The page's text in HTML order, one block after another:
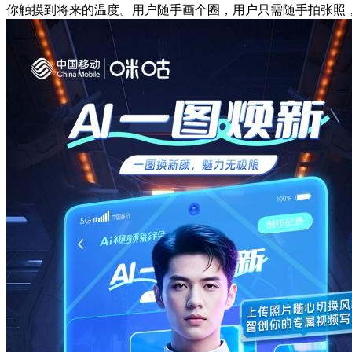
你触摸到将来的温度。用户随手画个圈，用户只需随手拍张照